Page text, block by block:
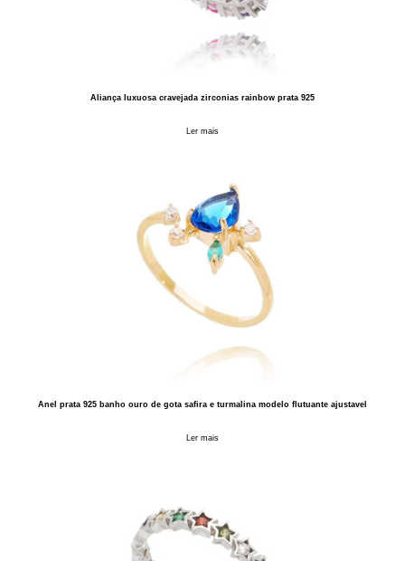
Aliança luxuosa cravejada zirconias rainbow prata 925
Ler mais
Anel prata 925 banho ouro de gota safira e turmalina modelo flutuante ajustavel
Ler mais